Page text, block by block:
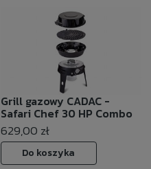
Grill gazowy CADAC -
Safari Chef 30 HP Combo
629,00 zł
Do koszyka